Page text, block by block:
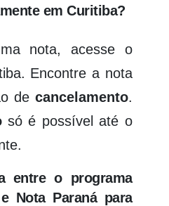
em Curitiba?
nota, acesse o
Encontre a nota
de cancelamento.
só é possível até o
entre o programa
Nota Paraná para